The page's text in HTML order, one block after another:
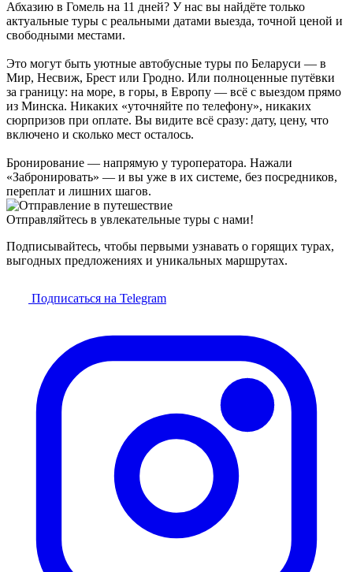
Абхазию в Гомель на 11 дней? У нас вы найдёте только
актуальные туры с реальными датами выезда, точной ценой и
свободными местами.
Это могут быть уютные автобусные туры по Беларуси — в
Мир, Несвиж, Брест или Гродно. Или полноценные путёвки
за границу: на море, в горы, в Европу — всё с выездом прямо
из Минска. Никаких «уточняйте по телефону», никаких
сюрпризов при оплате. Вы видите всё сразу: дату, цену, что
включено и сколько мест осталось.
Бронирование — напрямую у туроператора. Нажали
«Забронировать» — и вы уже в их системе, без посредников,
переплат и лишних шагов.
Отправляйтесь в увлекательные туры с нами!
Подписывайтесь, чтобы первыми узнавать о горящих турах,
выгодных предложениях и уникальных маршрутах.
Подписаться на Telegram